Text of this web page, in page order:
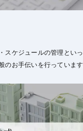
スケジュールの管理とい
のお手伝いを行っています